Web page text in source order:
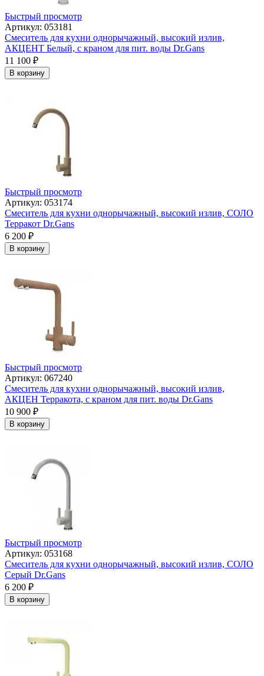
Быстрый просмотр
Артикул: 053181
Смеситель для кухни однорычажный, высокий излив,
АКЦЕНТ Белый, с краном для пит. воды Dr.Gans
11 100 ₽
В корзину
Быстрый просмотр
Артикул: 053174
Смеситель для кухни однорычажный, высокий излив, СОЛО
Терракот Dr.Gans
6 200 ₽
В корзину
Быстрый просмотр
Артикул: 067240
Смеситель для кухни однорычажный, высокий излив,
АКЦЕН Терракота, с краном для пит. воды Dr.Gans
10 900 ₽
В корзину
Быстрый просмотр
Артикул: 053168
Смеситель для кухни однорычажный, высокий излив, СОЛО
Серый Dr.Gans
6 200 ₽
В корзину